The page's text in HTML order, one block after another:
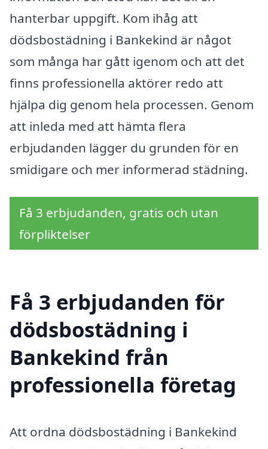
hanterbar uppgift. Kom ihåg att
dödsbostädning i Bankekind är något
som många har gått igenom och att det
finns professionella aktörer redo att
hjälpa dig genom hela processen. Genom
att inleda med att hämta flera
erbjudanden lägger du grunden för en
smidigare och mer informerad städning.
Få 3 erbjudanden, gratis och utan
förpliktelser
Få 3 erbjudanden för
dödsbostädning i
Bankekind från
professionella företag
Att ordna dödsbostädning i Bankekind